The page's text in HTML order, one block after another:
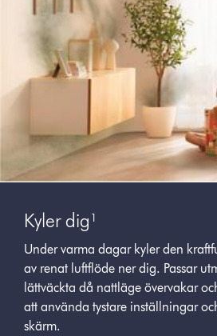
Kyler dig¹
Under varma dagar kyler den
av renat luftflöde ner dig. Passar
lättväckta då nattläge övervakar
att använda tystare inställningar
skärm.